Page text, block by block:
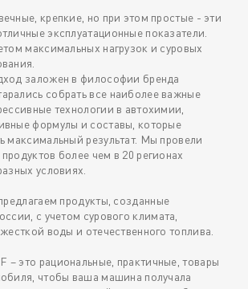
крепкие, но при этом простые - эти
эксплуатационные показатели.
максимальных нагрузок и суровых
заложен в философии бренда
собрать все наиболее важные
технологии в автохимии,
формулы и составы, которые
максимальный результат. Мы провели
более чем в 20 регионах
условиях.
продукты, созданные
с учетом сурового климата,
воды и отечественного топлива.
– это рациональные, практичные, товары
чтобы ваша машина получала